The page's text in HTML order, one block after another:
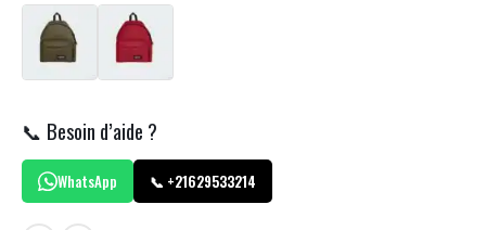
📞 Besoin d’aide ?
WhatsApp 📞 +21629533214